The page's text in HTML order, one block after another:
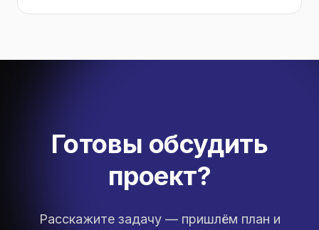
«маркетингового» Unisender, реальные минусы
Готовы обсудить
проект?
Расскажите задачу — пришлём план и